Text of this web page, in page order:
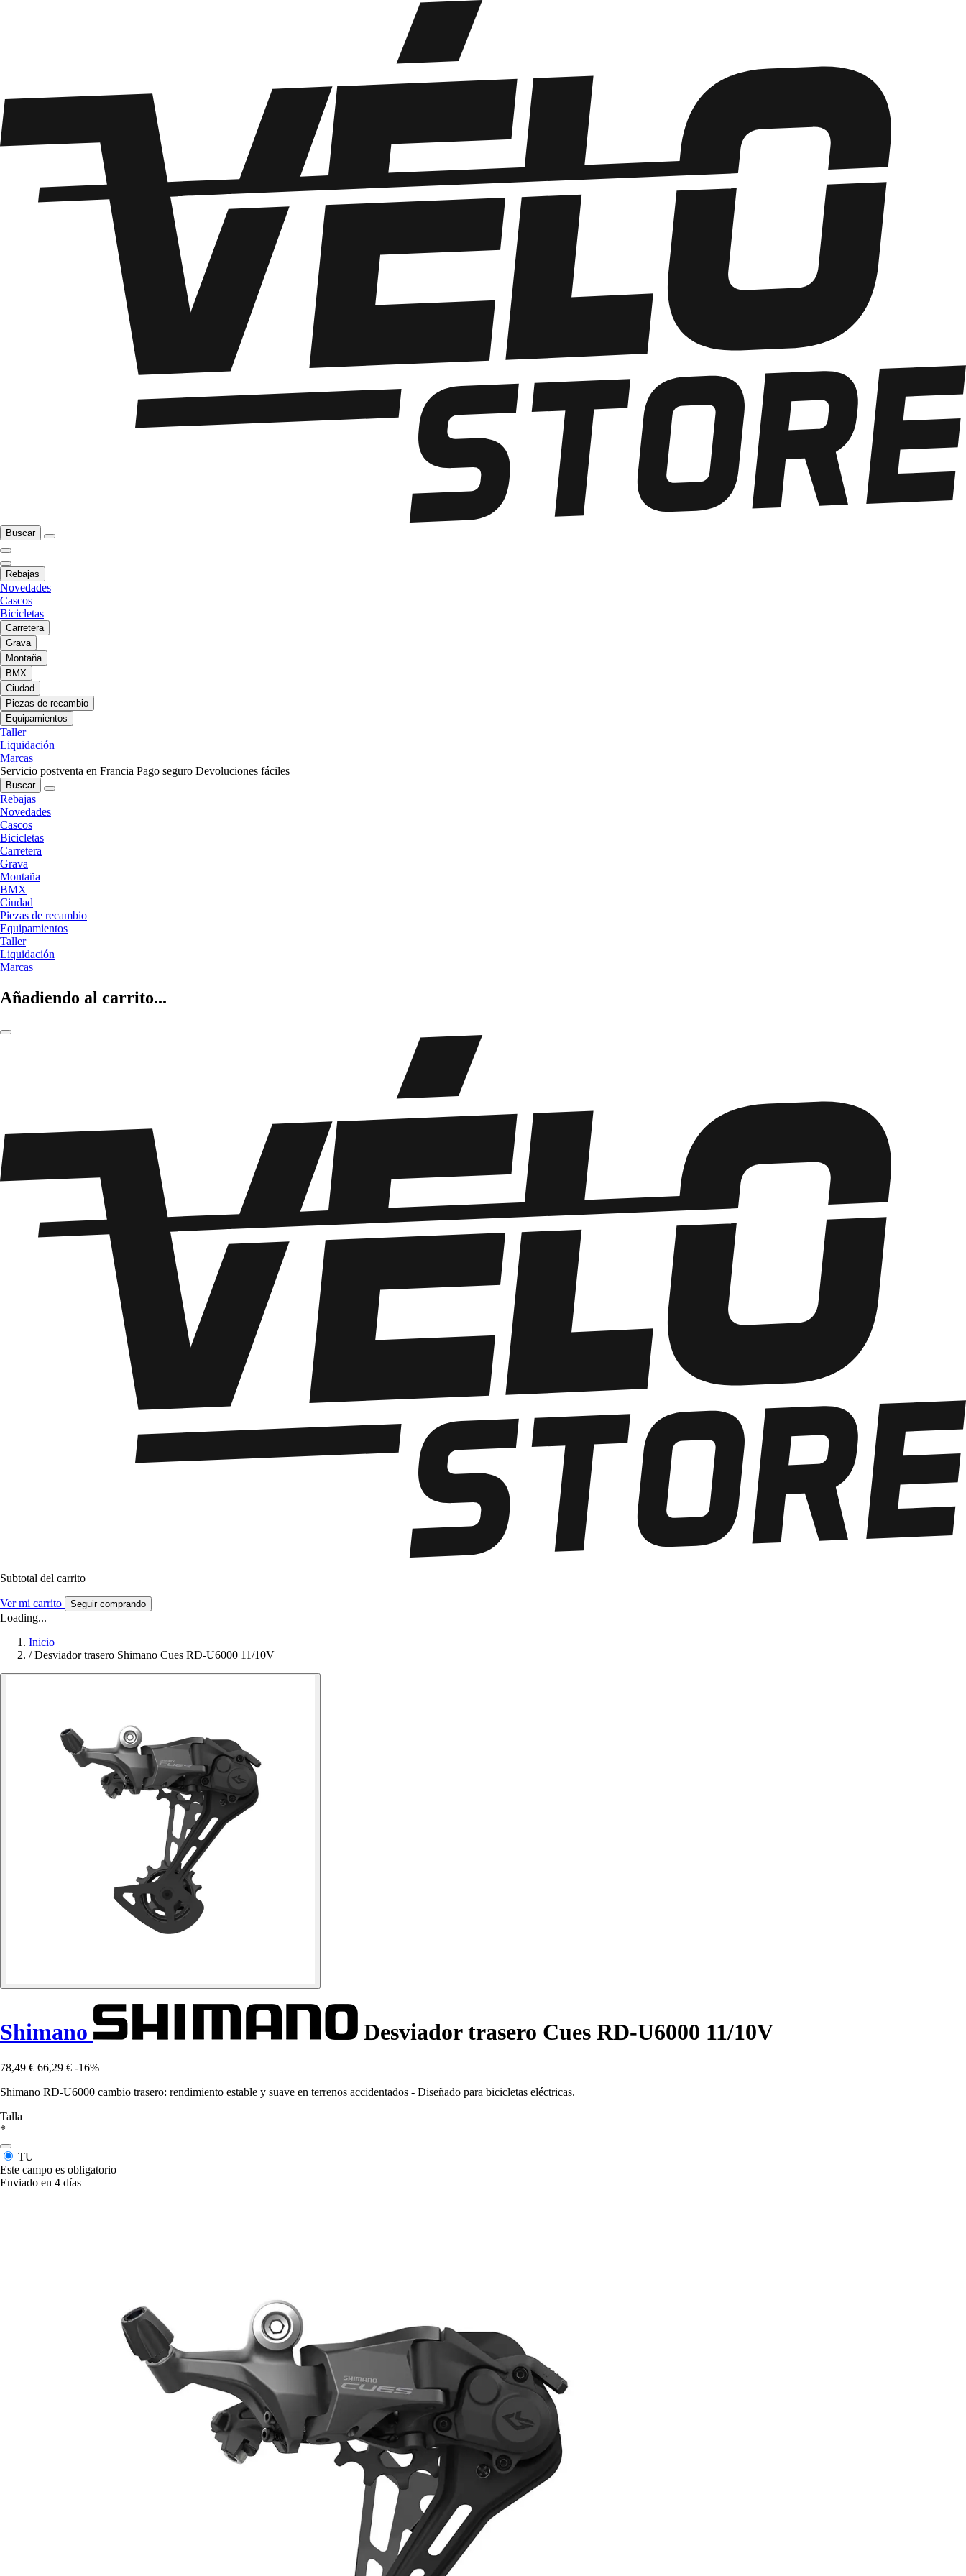
Buscar
Rebajas
Novedades
Cascos
Bicicletas
Carretera
Grava
Montaña
BMX
Ciudad
Piezas de recambio
Equipamientos
Taller
Liquidación
Marcas
Servicio postventa en Francia Pago seguro Devoluciones fáciles
Buscar
Rebajas
Novedades
Cascos
Bicicletas
Carretera
Grava
Montaña
BMX
Ciudad
Piezas de recambio
Equipamientos
Taller
Liquidación
Marcas
Añadiendo al carrito...
Subtotal del carrito
Ver mi carrito Seguir comprando
Loading...
Inicio
/ Desviador trasero Shimano Cues RD-U6000 11/10V
Shimano Desviador trasero Cues RD-U6000 11/10V
78,49 € 66,29 € -16%
Shimano RD-U6000 cambio trasero: rendimiento estable y suave en terrenos accidentados - Diseñado para bicicletas eléctricas.
Talla
*
TU
Este campo es obligatorio
Enviado en 4 días